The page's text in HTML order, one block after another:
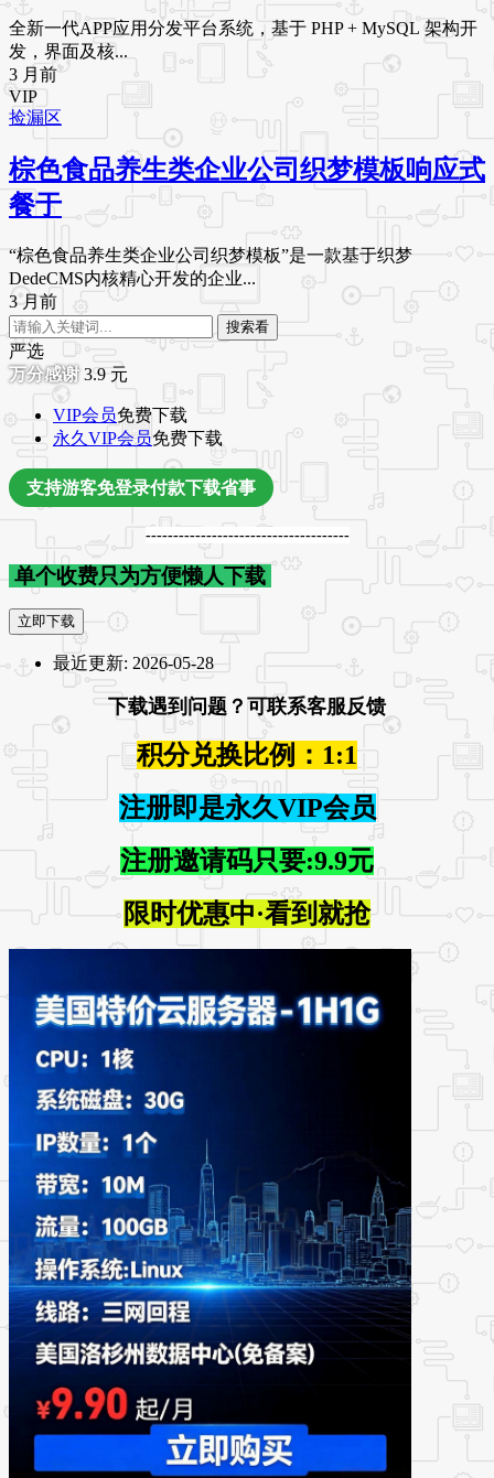
全新一代APP应用分发平台系统，基于 PHP + MySQL 架构开
发，界面及核...
3 月前
VIP
捡漏区
棕色食品养生类企业公司织梦模板响应式
餐于
“棕色食品养生类企业公司织梦模板”是一款基于织梦
DedeCMS内核精心开发的企业...
3 月前
搜索看
严选
3.9元
VIP会员免费下载
永久VIP会员免费下载
支持游客免登录付款下载省事
-------------------------------------
单个收费只为方便懒人下载
立即下载
最近更新: 2026-05-28
下载遇到问题？可联系客服反馈
积分兑换比例：1:1
注册即是永久VIP会员
注册邀请码只要:9.9元
限时优惠中·看到就抢